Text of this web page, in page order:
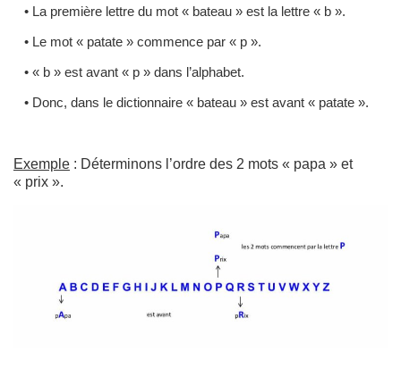
• La première lettre du mot « bateau » est la lettre « b ».
• Le mot « patate » commence par « p ».
• « b » est avant « p » dans l’alphabet.
• Donc, dans le dictionnaire « bateau » est avant « patate ».
Exemple : Déterminons l’ordre des 2 mots « papa » et
« prix ».